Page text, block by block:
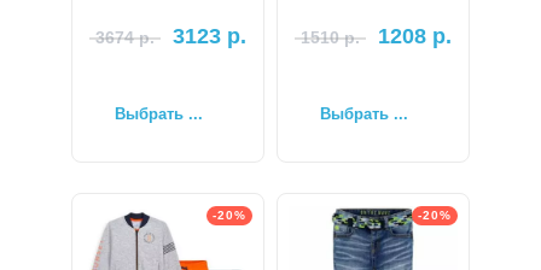
3674р. 3123 р.
Выбрать ...
1510р. 1208 р.
Выбрать ...
-20% -20%